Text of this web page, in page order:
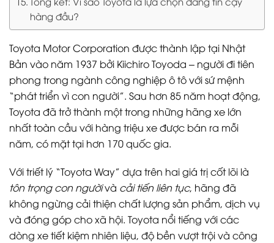
hàng đầu?
Toyota Motor Corporation được thành lập tại Nhật
Bản vào năm 1937 bởi Kiichiro Toyoda – người đi tiên
phong trong ngành công nghiệp ô tô với sứ mệnh
“phát triển vì con người”. Sau hơn 85 năm hoạt động,
Toyota đã trở thành một trong những hãng xe lớn
nhất toàn cầu với hàng triệu xe được bán ra mỗi
năm, có mặt tại hơn 170 quốc gia.
Với triết lý “Toyota Way” dựa trên hai giá trị cốt lõi là
tôn trọng con ngườivà cải tiến liên tục, hãng đã
không ngừng cải thiện chất lượng sản phẩm, dịch vụ
và đóng góp cho xã hội. Toyota nổi tiếng với các
dòng xe tiết kiệm nhiên liệu, độ bền vượt trội và công